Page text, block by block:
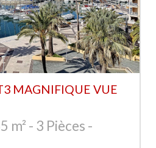
MAGNIFIQUE VUE
- 3 Pièces -